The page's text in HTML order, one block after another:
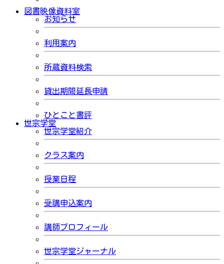
図書映像資料室
お知らせ
利用案内
所蔵資料検索
貸出期間延長申請
ひとこと書評
世宗学堂
世宗学堂紹介
クラス案内
授業日程
受講申込案内
講師プロフィール
世宗学堂ジャーナル